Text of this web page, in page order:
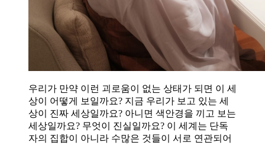
우리가 만약 이런 괴로움이 없는 상태가 되면 이 세
상이 어떻게 보일까요? 지금 우리가 보고 있는 세
상이 진짜 세상일까요? 아니면 색안경을 끼고 보는
세상일까요? 무엇이 진실일까요? 이 세계는 단독
자의 집합이 아니라 수많은 것들이 서로 연관되어